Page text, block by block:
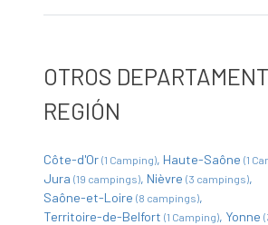
OTROS
REGIÓN
Côte-d'Or (1 Camping) Haute-Saône (1
Jura (19 campings) Nièvre (3 campings)
Saône-et-Loire (8 campings)
Territoire-de-Belfort (1 Camping) Yonne